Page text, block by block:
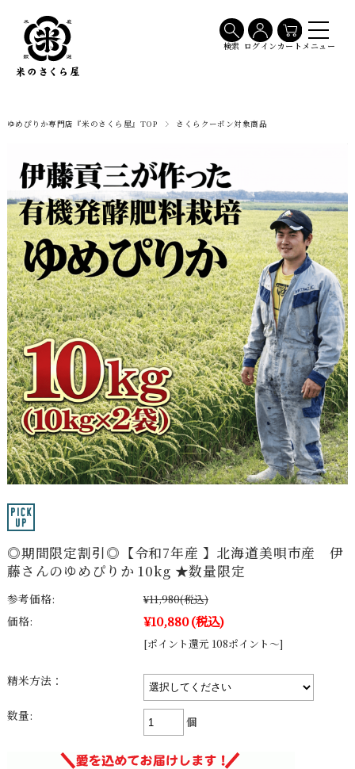
検索 ログイン カート メニュー
ゆめぴりか専門店『米のさくら屋』TOP さくらクーポン対象商品
◎期間限定割引◎【令和7年産 】北海道美唄市産 伊
藤さんのゆめぴりか 10kg ★数量限定
参考価格: ¥11,980(税込)
価格: ¥10,880(税込)
[ポイント還元 108ポイント～]
精米方法：
数量: 個